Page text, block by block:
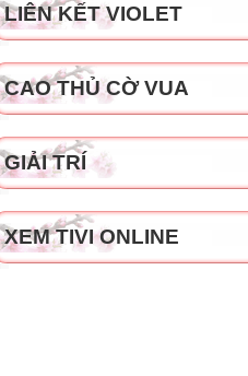
LIÊN KẾT VIOLET
CAO THỦ CỜ VUA
GIẢI TRÍ
XEM TIVI ONLINE